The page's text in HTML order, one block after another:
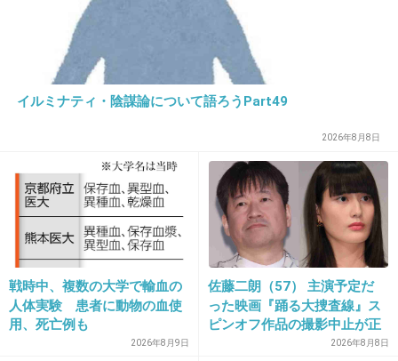
2014/03/06(木) 22:44:06
+141 -195
2014/03/06(木) 22:44:10
篠原涼子！
ママになっても ママを感じさせない 格好良さ
と綺麗さ 可愛さが 好きです！
イルミナティ・陰謀論について語ろうPart49
2026年8月8日
戦時中、複数の大学で輸血の
人体実験 患者に動物の血使
用、死亡例も
2026年8月9日
佐藤二朗（57） 主演予定だ
った映画『踊る大捜査線』ス
ピンオフ作品の撮影中止が正
2026年8月8日